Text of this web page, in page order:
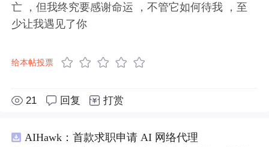
亡 ，但我终究要感谢命运 ，不管它如何待我 ，至
少让我遇见了你
给本帖投票
21 回复 打赏
AIHawk：首款求职申请 AI 网络代理